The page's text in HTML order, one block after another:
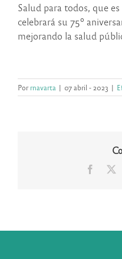
Salud para todos, que
celebrará su 75º
mejorando la salud
Porrnavarta | 07 abril - 2023 |